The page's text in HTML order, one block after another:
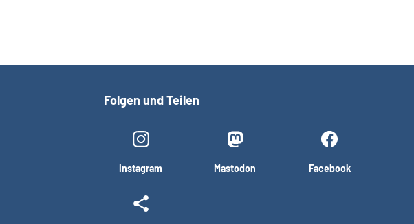
Folgen und Teilen
Instagram Mastodon Facebook